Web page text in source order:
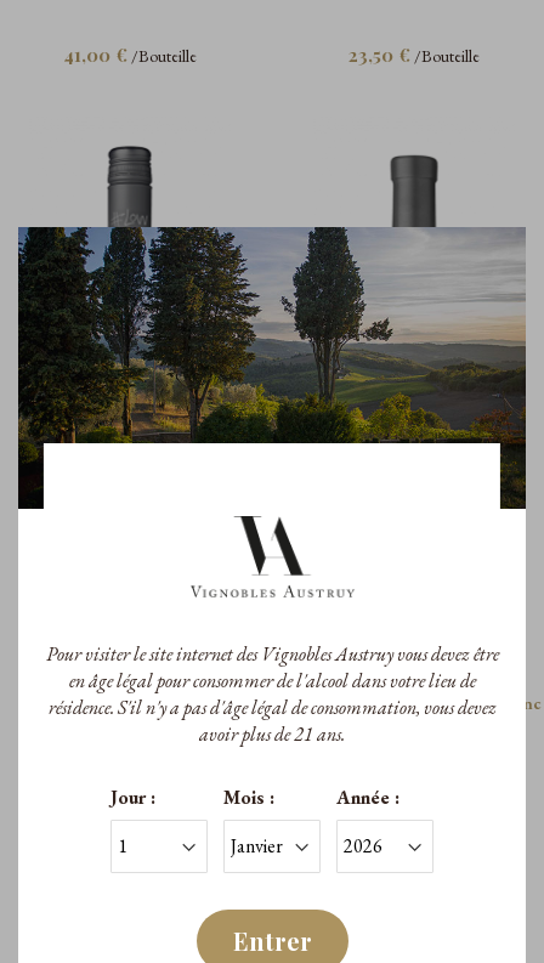
Pour visiter le site internet des Vignobles Austruy vous devez être
en âge légal pour consommer de l'alcool dans votre lieu de
résidence. S'il n'y a pas d'âge légal de consommation, vous devez
avoir plus de 21 ans.
Jour : Mois : Année :
Entrer
41,00 € /Bouteille 23,50 € /Bouteille
#Lou by Peyrassol
#Lou by Peyrassol Blanc 2025
A.O.P. Côtes de Provence
11,90 €/Bouteille
Les Commandeurs
Peyrassol Les Commandeurs Blanc
17,30 €